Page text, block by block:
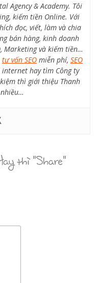
Agency & Academy. Tôi
kiếm tiền Online. Với
đọc, viết, làm và chia
bán hàng, kinh doanh
Marketing và kiếm tiền…
tư vấn SEO miễn phí, SEO
hay tìm Công ty
thì giới thiệu Thanh